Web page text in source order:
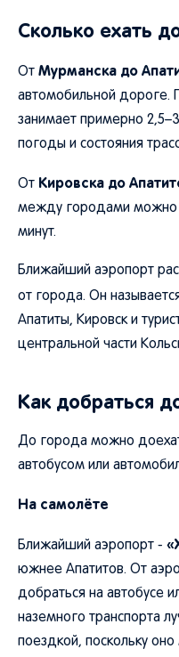
Сколько ехать
От Мурманска до
автомобильной дороге.
занимает примерно
погоды и состояния
От Кировска до
между городами можно
минут.
Ближайший аэропорт
от города. Он
Апатиты, Кировск и
центральной части
Как добраться
До города можно
автобусом или
На самолёте
Ближайший аэропорт -
южнее Апатитов. От
добраться на автобусе
наземного транспорта
поездкой, поскольку